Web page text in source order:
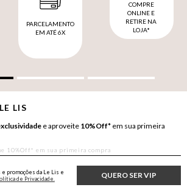
PARCELAMENTO
EM ATÉ 6X
COMPRE
ONLINE E
RETIRE NA
LOJA*
LE LIS
e aproveite 10%Off* em sua primeira
QUERO SER VIP
promoções da Le Lis e
de Privacidade.